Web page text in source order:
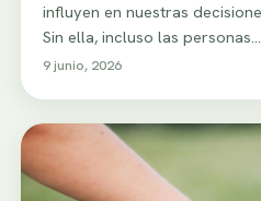
influyen en nuestras
Sin ella, incluso las personas…
9 junio, 2026